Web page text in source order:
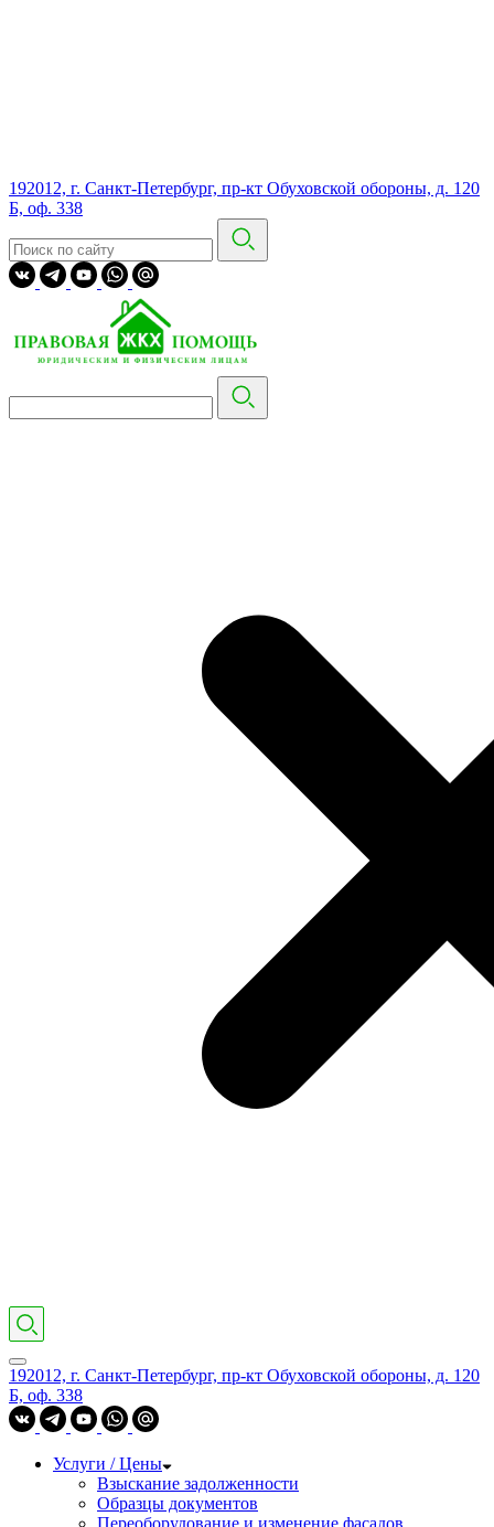
192012, г. Санкт-Петербург, пр-кт Обуховской обороны, д. 120
Б, оф. 338
192012, г. Санкт-Петербург, пр-кт Обуховской обороны, д. 120
Б, оф. 338
Услуги / Цены
Взыскание задолженности
Образцы документов
Переоборудование и изменение фасадов